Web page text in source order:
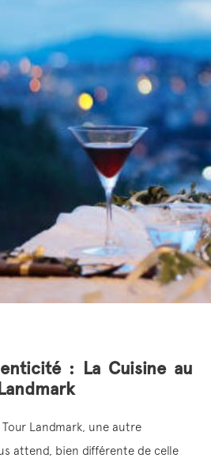
: La Cuisine au
Landmark, une autre
attend, bien différente de celle